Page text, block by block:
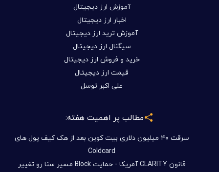
آموزش ارز دیجیتال
اخبار ارز دیجیتال
آموزش ترید ارز دیجیتال
سیگنال ارز دیجیتال
خرید و فروش ارز دیجیتال
قیمت ارز دیجیتال
علی اکبر توسل
مطالب پر اهمیت هفته:
سرقت ۴۰ میلیون دلاری بیت کوین بعد از هک کیف پول های
Coldcard
قانون CLARITY آمریکا - حمایت Block مسیر سنا رو تغییر